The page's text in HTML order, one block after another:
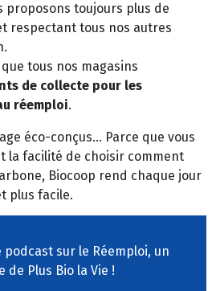
proposons toujours plus de
respectant tous nos autres
tous nos magasins
de collecte pour les
réemploi.
éco-conçus… Parce que vous
la facilité de choisir comment
Biocoop rend chaque jour
plus facile.
podcast sur le Réemploi, un
de Plus Bio la Vie !